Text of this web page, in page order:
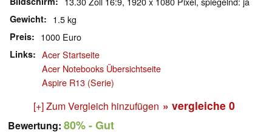
Gewicht 1.5 kg
Preis 1000 Euro
Links
Acer Startseite
Acer Notebooks Übersichtseite
Aspire R13 (Serie)
[+] Zum Vergleich hinzufügen » vergleiche 0
Bewertung: 80%- Gut